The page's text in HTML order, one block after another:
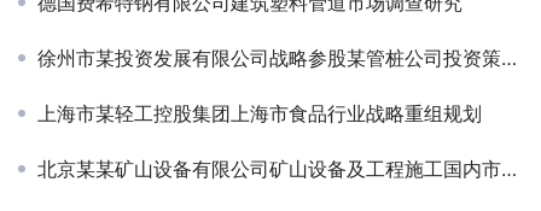
徐州市某投资发展有限公司战略参股某管桩公司投资策略咨询
上海市某轻工控股集团上海市食品行业战略重组规划
北京某某矿山设备有限公司矿山设备及工程施工国内市场发展战略规划